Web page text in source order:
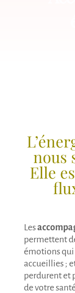
nous
Elle
Les
permettent
émotions
accueillies ;
perdurent et
de votre